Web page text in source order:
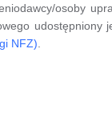
osoby
udostępniony
NFZ)